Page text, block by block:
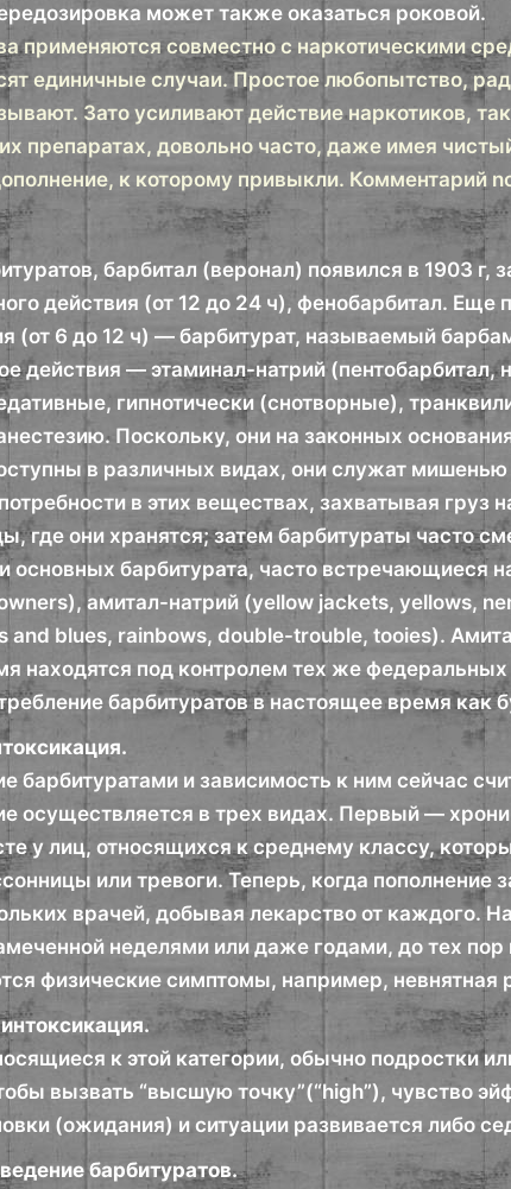
может также оказаться роковой.
применяются совместно с наркотическими
единичные случаи. Простое любопытство,
Зато усиливают действие наркотиков,
препаратах, довольно часто, даже имея
к которому привыкли. Комментарий
барбитал (веронал) появился в 1903 г,
действия (от 12 до 24 ч), фенобарбитал.
(от 6 до 12 ч) — барбитурат, называемый
действия — этаминал-натрий (пентобарбитал,
гипнотически (снотворные),
Поскольку, они на законных
в различных видах, они служат
в этих веществах, захватывая груз
где они хранятся; затем барбитураты часто
основных барбитурата, часто встречающиеся
амитал-натрий (yellow jackets, yellows,
and blues, rainbows, double-trouble, tooies).
находятся под контролем тех же
барбитуратов в настоящее время как
барбитуратами и зависимость к ним сейчас
осуществляется в трех видах. Первый —
у лиц, относящихся к среднему классу,
или тревоги. Теперь, когда пополнение
врачей, добывая лекарство от каждого.
неделями или даже годами, до тех пор
физические симптомы, например, невнятная
к этой категории, обычно подростки
вызвать “высшую точку”(“high”), чувство
(ожидания) и ситуации развивается либо
барбитуратов.